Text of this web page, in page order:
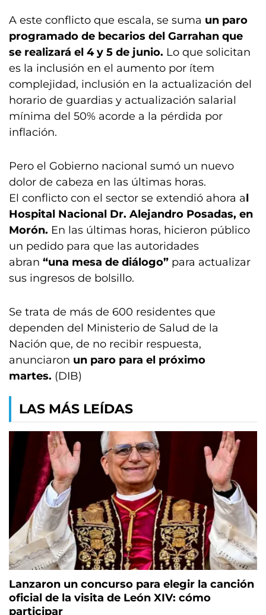
A este conflicto que escala, se suma un paro
programado de becarios del Garrahan que
se realizará el 4 y 5 de junio. Lo que solicitan
es la inclusión en el aumento por ítem
complejidad, inclusión en la actualización del
horario de guardias y actualización salarial
mínima del 50% acorde a la pérdida por
inflación.
Pero el Gobierno nacional sumó un nuevo
dolor de cabeza en las últimas horas.
El conflicto con el sector se extendió ahora al
Hospital Nacional Dr. Alejandro Posadas, en
Morón. En las últimas horas, hicieron público
un pedido para que las autoridades
abran “una mesa de diálogo” para actualizar
sus ingresos de bolsillo.
Se trata de más de 600 residentes que
dependen del Ministerio de Salud de la
Nación que, de no recibir respuesta,
anunciaron un paro para el próximo
martes. (DIB)
LAS MÁS LEÍDAS
Lanzaron un concurso para elegir la canción
oficial de la visita de León XIV: cómo
participar